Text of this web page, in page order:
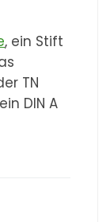
, ein Stift
TN
DIN A